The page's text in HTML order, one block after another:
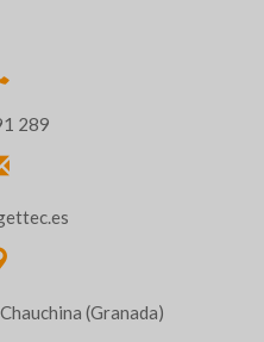
289
(Granada)